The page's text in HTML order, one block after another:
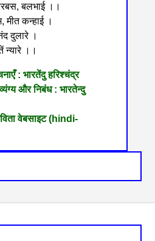
बलभाई ।।
मीत कन्हाई ।
दुलारे ।
न्यारे ।।
: भारतेंदु हरिश्चंद्र
और निबंध : भारतेन्दु
वेबसाइट (hindi-